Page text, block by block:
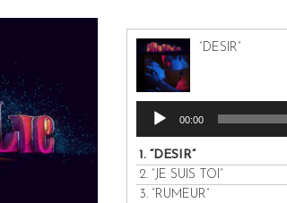
“DESIR”
Audio
Player
00:00
1.“DESIR”
2. “JE SUIS TOI”
3. “RUMEUR”